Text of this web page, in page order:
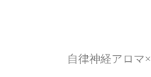
自律神経アロマ×